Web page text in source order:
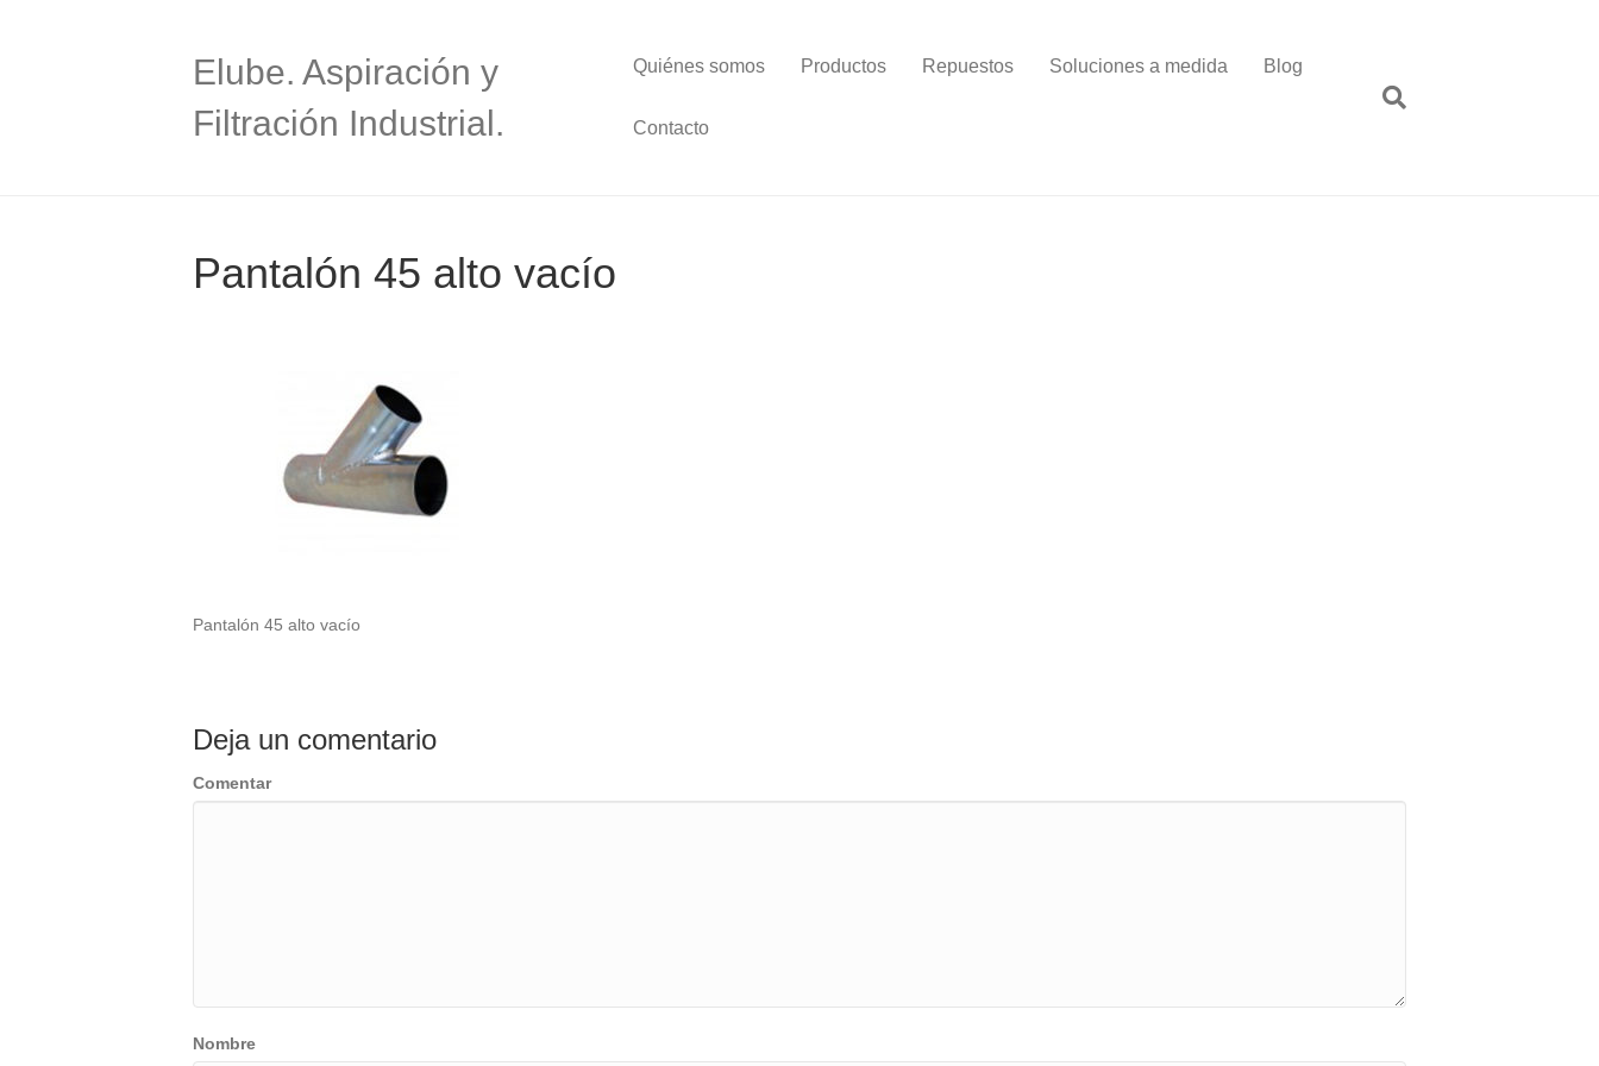
Elube. Aspiración y
Filtración Industrial.
Quiénes somos Productos Repuestos Soluciones a medida Blog
Contacto
Pantalón 45 alto vacío
Pantalón 45 alto vacío
Deja un comentario
Comentar
Nombre